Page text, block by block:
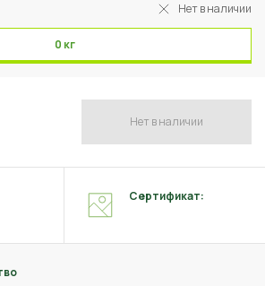
Нет в наличии
0 кг
Нет в наличии
Сертификат: